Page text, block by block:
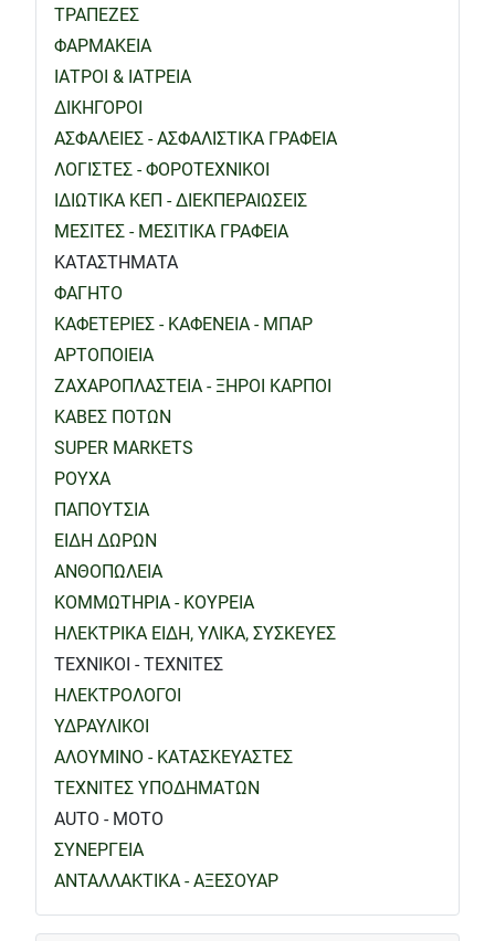
ΤΡΑΠΕΖΕΣ
ΦΑΡΜΑΚΕΙΑ
ΙΑΤΡΟΙ & ΙΑΤΡΕΙΑ
ΔΙΚΗΓΟΡΟΙ
ΑΣΦΑΛΕΙΕΣ - ΑΣΦΑΛΙΣΤΙΚΑ ΓΡΑΦΕΙΑ
ΛΟΓΙΣΤΕΣ - ΦΟΡΟΤΕΧΝΙΚΟΙ
ΙΔΙΩΤΙΚΑ ΚΕΠ - ΔΙΕΚΠΕΡΑΙΩΣΕΙΣ
ΜΕΣΙΤΕΣ - ΜΕΣΙΤΙΚΑ ΓΡΑΦΕΙΑ
ΚΑΤΑΣΤΗΜΑΤΑ
ΦΑΓΗΤΟ
ΚΑΦΕΤΕΡΙΕΣ - ΚΑΦΕΝΕΙΑ - ΜΠΑΡ
ΑΡΤΟΠΟΙΕΙΑ
ΖΑΧΑΡΟΠΛΑΣΤΕΙΑ - ΞΗΡΟΙ ΚΑΡΠΟΙ
ΚΑΒΕΣ ΠΟΤΩΝ
SUPER MARKETS
ΡΟΥΧΑ
ΠΑΠΟΥΤΣΙΑ
ΕΙΔΗ ΔΩΡΩΝ
ΑΝΘΟΠΩΛΕΙΑ
ΚΟΜΜΩΤΗΡΙΑ - ΚΟΥΡΕΙΑ
ΗΛΕΚΤΡΙΚΑ ΕΙΔΗ, ΥΛΙΚΑ, ΣΥΣΚΕΥΕΣ
ΤΕΧΝΙΚΟΙ - ΤΕΧΝΙΤΕΣ
ΗΛΕΚΤΡΟΛΟΓΟΙ
ΥΔΡΑΥΛΙΚΟΙ
ΑΛΟΥΜΙΝΟ - ΚΑΤΑΣΚΕΥΑΣΤΕΣ
ΤΕΧΝΙΤΕΣ ΥΠΟΔΗΜΑΤΩΝ
AUTO - MOTO
ΣΥΝΕΡΓΕΙΑ
ΑΝΤΑΛΛΑΚΤΙΚΑ - ΑΞΕΣΟΥΑΡ